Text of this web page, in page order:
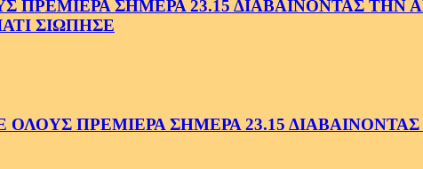
ΣΗΜΕΡΑ 23.15 ΔΙΑΒΑΙΝΟΝΤΑΣ ΤΗΝ
ΣΙΩΠΗΣΕ
ΠΡΕΜΙΕΡΑ ΣΗΜΕΡΑ 23.15 ΔΙΑΒΑΙΝΟΝΤΑΣ